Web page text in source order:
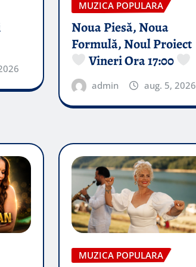
MUZICA POPULARA
Noua Piesă, Noua
Formulă, Noul Proiect
Vineri Ora 17:00
admin aug. 5, 2026
MUZICA POPULARA